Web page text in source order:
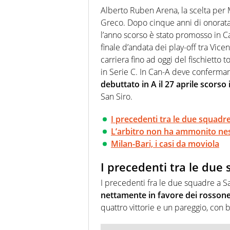
agenzie e testate.
prevalentemente di calcio
Alberto Ruben Arena, la scelta
Greco. Dopo cinque anni di
l’anno scorso è stato promosso in
finale d’andata dei play-off tra
carriera fino ad oggi del fischietto
in Serie C. In Can-A deve
debuttato in A il 27 aprile scorso
San Siro.
I precedenti tra le due
L’arbitro non ha ammonito
Milan-Bari, i casi da moviola
I precedenti tra le due
I precedenti fra le due squadre a
nettamente in favore dei
quattro vittorie e un pareggio, con